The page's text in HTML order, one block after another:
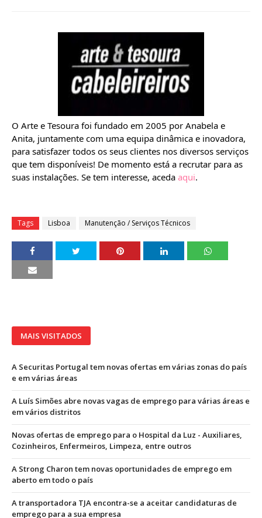
O Arte e Tesoura foi fundado em 2005 por Anabela e
Anita, juntamente com uma equipa dinâmica e inovadora,
para satisfazer todos os seus clientes nos diversos serviços
que tem disponíveis! De momento está a recrutar para as
suas instalações. Se tem interesse, aceda aqui.
Tags Lisboa Manutenção / Serviços Técnicos
MAIS VISITADOS
A Securitas Portugal tem novas ofertas em várias zonas do país
e em várias áreas
A Luís Simões abre novas vagas de emprego para várias áreas e
em vários distritos
Novas ofertas de emprego para o Hospital da Luz - Auxiliares,
Cozinheiros, Enfermeiros, Limpeza, entre outros
A Strong Charon tem novas oportunidades de emprego em
aberto em todo o país
A transportadora TJA encontra-se a aceitar candidaturas de
emprego para a sua empresa